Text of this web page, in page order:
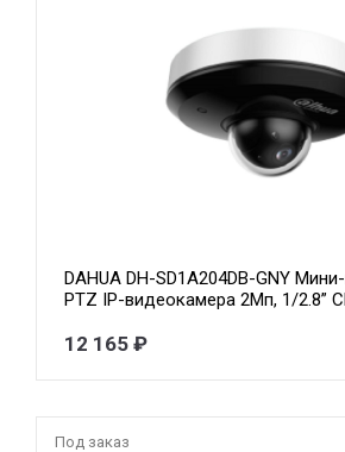
DAHUA DH-SD1A204DB-GNY
PTZ IP-видеокамера 2Мп, 1/2.8”
видеоаналитика, ИК до 20м, IP66,
12 165 ₽
Под заказ